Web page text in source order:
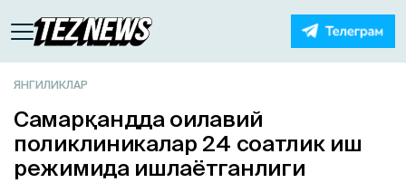
ЯНГИЛИКЛАР
Самарқандда оилавий
поликлиникалар 24 соатлик иш
режимида ишлаётганлиги